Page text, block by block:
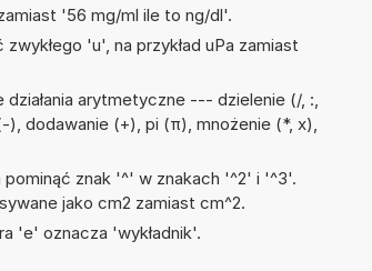
'56 mg/ml ile to ng/dl'.
'u', na przykład uPa zamiast
arytmetyczne --- dzielenie (/, :,
dodawanie (+), pi (π), mnożenie (*, x),
znak '^' w znakach '^2' i '^3'.
jako cm2 zamiast cm^2.
'e' oznacza 'wykładnik'.